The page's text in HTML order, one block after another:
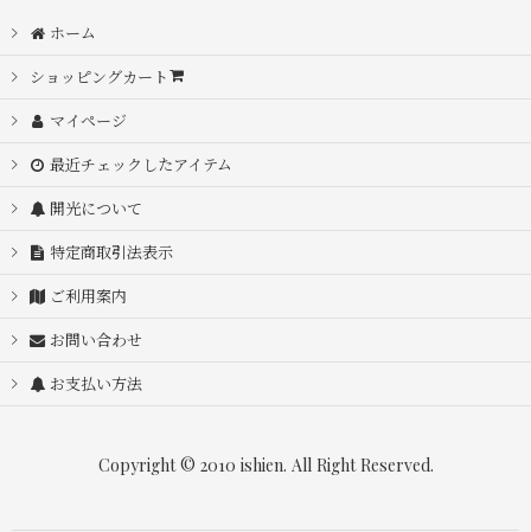
ホーム
ショッピングカート
マイページ
最近チェックしたアイテム
開光について
特定商取引法表示
ご利用案内
お問い合わせ
お支払い方法
Copyright © 2010 ishien. All Right Reserved.